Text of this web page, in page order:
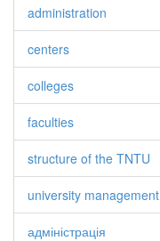
administration
centers
colleges
faculties
structure of the TNTU
university management
адміністрація